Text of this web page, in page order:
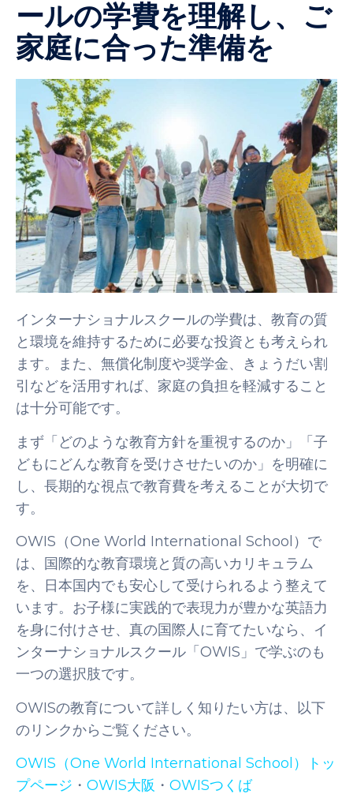
ールの学費を理解し、ご
家庭に合った準備を
インターナショナルスクールの学費は、教育の質
と環境を維持するために必要な投資とも考えられ
ます。また、無償化制度や奨学金、きょうだい割
引などを活用すれば、家庭の負担を軽減すること
は十分可能です。
まず「どのような教育方針を重視するのか」「子
どもにどんな教育を受けさせたいのか」を明確に
し、長期的な視点で教育費を考えることが大切で
す。
OWIS（One World International School）で
は、国際的な教育環境と質の高いカリキュラム
を、日本国内でも安心して受けられるよう整えて
います。お子様に実践的で表現力が豊かな英語力
を身に付けさせ、真の国際人に育てたいなら、イ
ンターナショナルスクール「OWIS」で学ぶのも
一つの選択肢です。
OWISの教育について詳しく知りたい方は、以下
のリンクからご覧ください。
OWIS（One World International School）トッ
プページ ・ OWIS大阪 ・ OWISつくば